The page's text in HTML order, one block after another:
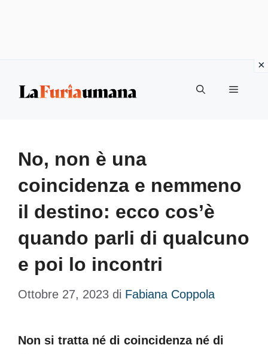
Menu
No, non è una
coincidenza e nemmeno
il destino: ecco cos’è
quando parli di qualcuno
e poi lo incontri
Ottobre 27, 2023 di Fabiana Coppola
Non si tratta né di coincidenza né di